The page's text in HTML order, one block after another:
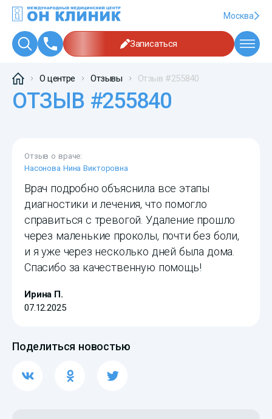
Москва
Записаться
О центре Отзывы Отзыв #255840
ОТЗЫВ #255840
Отзыв о враче:
Насонова Нина Викторовна
Врач подробно объяснила все этапы
диагностики и лечения, что помогло
справиться с тревогой. Удаление прошло
через маленькие проколы, почти без боли,
и я уже через несколько дней была дома.
Спасибо за качественную помощь!
Ирина П.
07.12.2025
Поделиться новостью